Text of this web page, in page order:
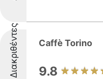
Διακριθέντες Caffè Torino
9.8